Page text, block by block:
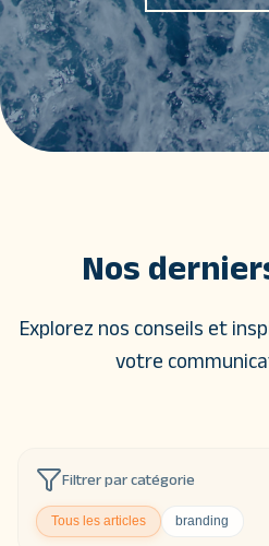
Nos
Explorez nos conseils et
votre
Filtrer par catégorie
Tous les articles branding